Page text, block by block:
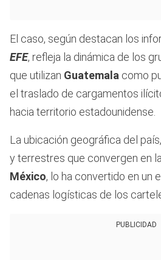
El caso, según destacan los
EFE, refleja la dinámica de los
que utilizan Guatemala como
el traslado de cargamentos
hacia territorio estadounidense.
La ubicación geográfica del
y terrestres que convergen en
México, lo ha convertido en un
cadenas logísticas de los
PUBLICIDAD